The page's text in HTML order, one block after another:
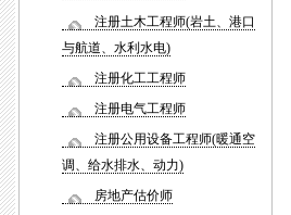
注册土木工程师(岩土、港口
与航道、水利水电)
注册化工工程师
注册电气工程师
注册公用设备工程师(暖通空
调、给水排水、动力)
房地产估价师